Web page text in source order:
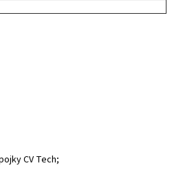
CV Tech;